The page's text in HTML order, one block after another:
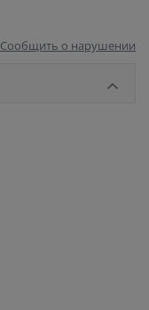
Сообщить о нарушении